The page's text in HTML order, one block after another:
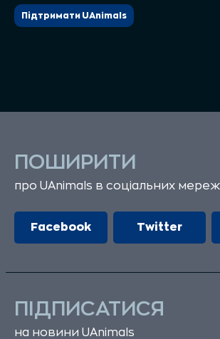
Підтримати UAnimals
ПОШИРИТИ
про UAnimals в соціальних
Facebook Twitter
ПІДПИСАТИСЯ
на новини UAnimals